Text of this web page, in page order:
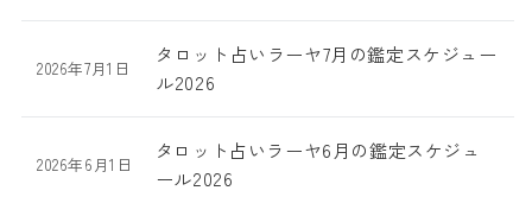
2026年7月1日
タロット占いラーヤ7月の鑑定スケジュー
ル2026
2026年6月1日
タロット占いラーヤ6月の鑑定スケジュ
ール2026